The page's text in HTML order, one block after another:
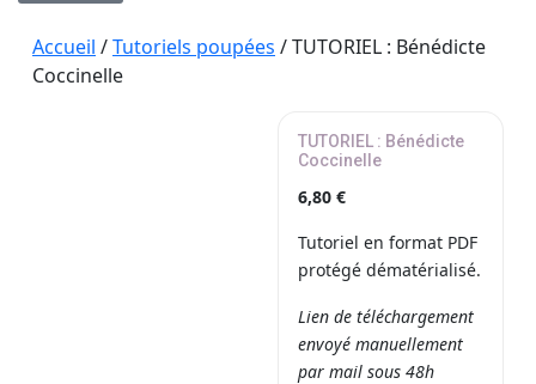
Accueil /Tutoriels poupées / TUTORIEL : Bénédicte
Coccinelle
TUTORIEL : Bénédicte
Coccinelle
6,80 €
Tutoriel en format PDF
protégé dématérialisé.
Lien de téléchargement
envoyé manuellement
par mail sous 48h